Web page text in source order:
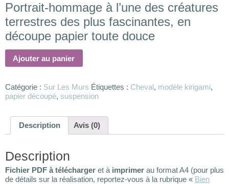
Portrait-hommage à l’une des créatures
terrestres des plus fascinantes, en
découpe papier toute douce
Ajouter au panier
Catégorie : Sur Les Murs Étiquettes : Cheval, modèle kirigami,
papier découpé, suspension
Description Avis (0)
Description
Fichier PDF à télécharger et à imprimer au format A4 (pour plus
de détails sur la réalisation, reportez-vous à la rubrique « Bien